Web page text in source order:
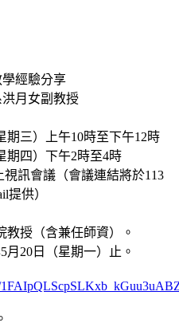
經驗分享
月女副教授
期三）上午10時至下午12時
期四）下午2時至4時
視訊會議（會議連結將於113
提供）
教授（含兼任師資）。
月20日（星期一）止。